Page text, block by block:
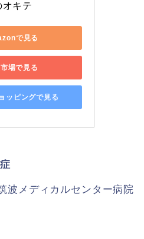
キテ
で見る
場で見る
ッピングで見る
波メディカルセンター病院